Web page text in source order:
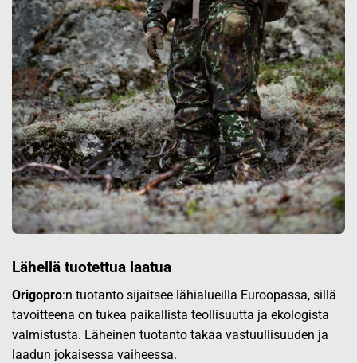
Lähellä tuotettua laatua
Origopro:n tuotanto sijaitsee lähialueilla Euroopassa, sillä
tavoitteena on tukea paikallista teollisuutta ja ekologista
valmistusta. Läheinen tuotanto takaa vastuullisuuden ja
laadun jokaisessa vaiheessa.